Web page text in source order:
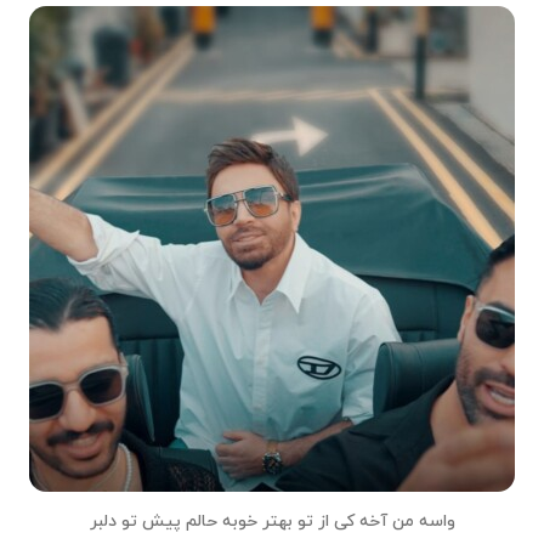
واسه من آخه کی از تو بهتر خوبه حالم پیش تو دلبر